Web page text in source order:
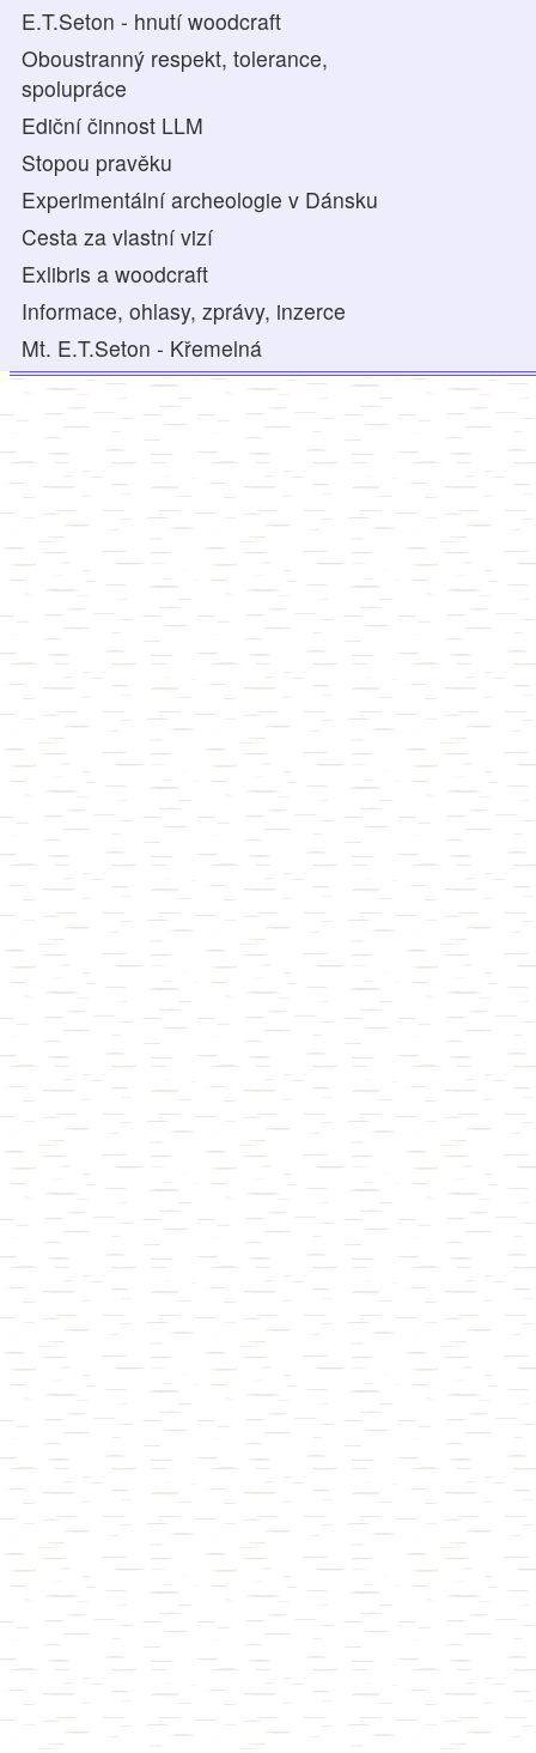
E.T.Seton - hnutí woodcraft
Oboustranný respekt, tolerance,
spolupráce
Ediční činnost LLM
Stopou pravěku
Experimentální archeologie v Dánsku
Cesta za vlastní vizí
Exlibris a woodcraft
Informace, ohlasy, zprávy, inzerce
Mt. E.T.Seton - Křemelná